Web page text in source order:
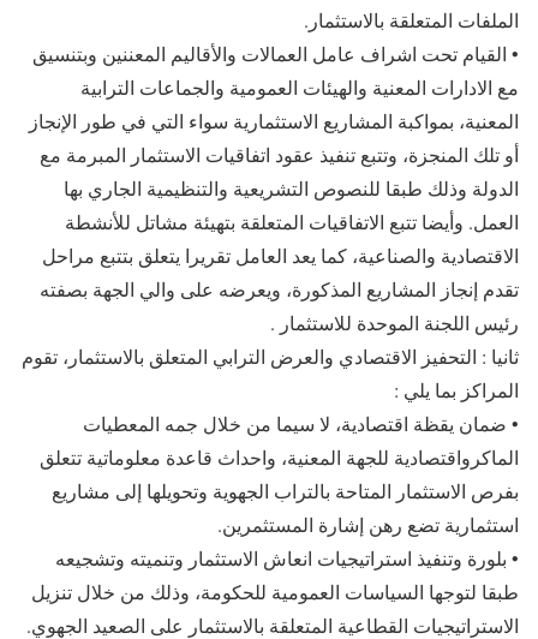
الملفات المتعلقة بالاستثمار.
• القيام تحت اشراف عامل العمالات والأقاليم المعننين وبتنسيق
مع الادارات المعنية والهيئات العمومية والجماعات الترابية
المعنية، بمواكبة المشاريع الاستثمارية سواء التي في طور الإنجاز
أو تلك المنجزة، وتتبع تنفيذ عقود اتفاقيات الاستثمار المبرمة مع
الدولة وذلك طبقا للنصوص التشريعية والتنظيمية الجاري بها
العمل. وأيضا تتبع الاتفاقيات المتعلقة بتهيئة مشاتل للأنشطة
الاقتصادية والصناعية، كما يعد العامل تقريرا يتعلق بتتبع مراحل
تقدم إنجاز المشاريع المذكورة، ويعرضه على والي الجهة بصفته
رئيس اللجنة الموحدة للاستثمار .
ثانيا : التحفيز الاقتصادي والعرض الترابي المتعلق بالاستثمار، تقوم
المراكز بما يلي :
• ضمان يقظة اقتصادية، لا سيما من خلال جمه المعطيات
الماكرواقتصادية للجهة المعنية، واحداث قاعدة معلوماتية تتعلق
بفرص الاستثمار المتاحة بالتراب الجهوية وتحويلها إلى مشاريع
استثمارية تضع رهن إشارة المستثمرين.
• بلورة وتنفيذ استراتيجيات انعاش الاستثمار وتنميته وتشجيعه
طبقا لتوجها السياسات العمومية للحكومة، وذلك من خلال تنزيل
الاستراتيجيات القطاعية المتعلقة بالاستثمار على الصعيد الجهوي.